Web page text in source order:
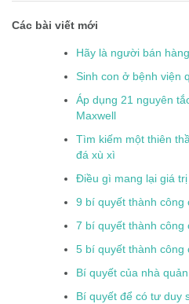
Các bài viết mới
Hãy là người bán
Sinh con ở bệnh viện
Áp dụng 21 nguyên
Maxwell
Tìm kiếm một thiên
đá xù xì
Điều gì mang lại giá
9 bí quyết thành công
7 bí quyết thành công
5 bí quyết thành công
Bí quyết của nhà
Bí quyết để có tư duy